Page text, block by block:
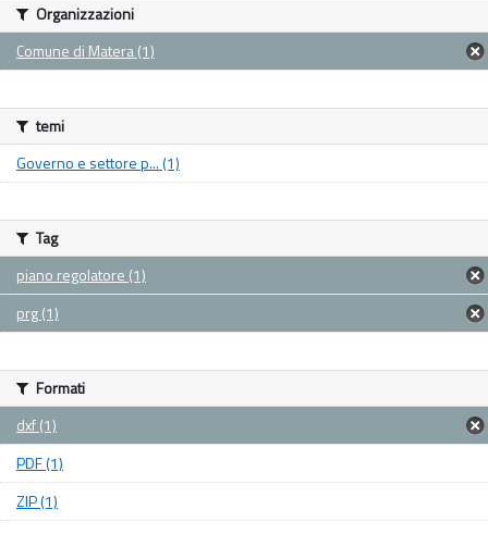
Organizzazioni
Comune di Matera (1)
temi
Governo e settore p... (1)
Tag
piano regolatore (1)
prg (1)
Formati
dxf (1)
PDF (1)
ZIP (1)